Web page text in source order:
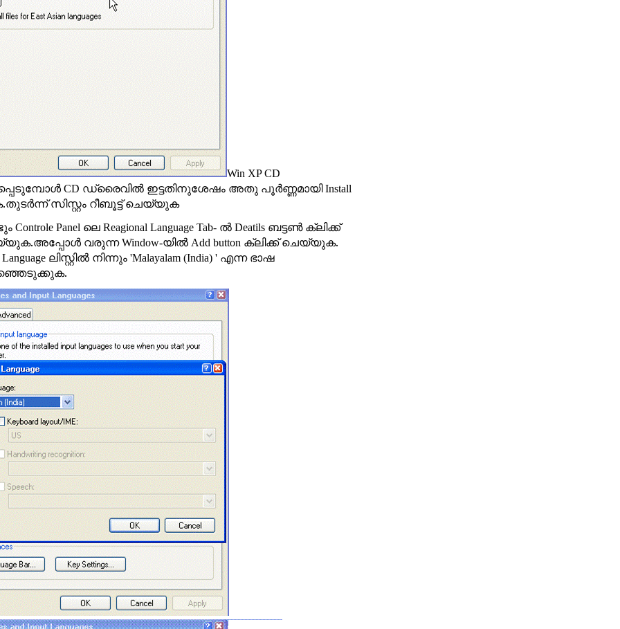
Win XP CD
CD ഡ്രൈവില്‍ ഇട്ടതിനുശേഷം അതു പൂര്‍ണ്ണമായിInstall
സിസ്റ്റം റീബൂട്ട് ചെയ്യുക
Controle Panel ലെ Reagional Language Tab- ല്‍ Deatils ബട്ടണ്‍ ക്ലിക്ക്
വരുന്നWindow-യില്‍ Add button ക്ലിക്ക് ചെയ്യുക.
ലിസ്റ്റില്‍ നിന്നും 'Malayalam (India) ' എന്ന ഭാഷ